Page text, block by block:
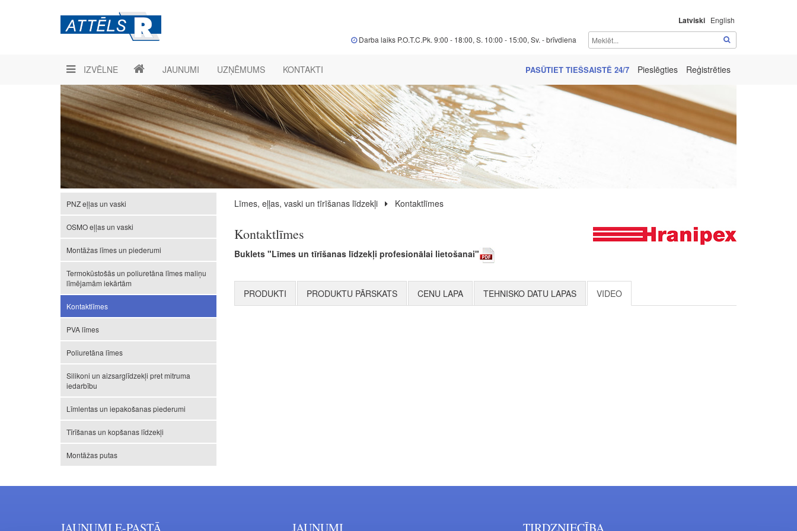
Latviski English
Darba laiks P.O.T.C.Pk. 9:00 - 18:00, S. 10:00 - 15:00, Sv. - brīvdiena
IZVĒLNE JAUNUMI UZŅĒMUMS KONTAKTI PASŪTIET TIEŠSAISTĒ 24/7 Pieslēgties Reģistrēties
PNZ eļļas un vaski
OSMO eļļas un vaski
Montāžas līmes un piederumi
Termokūstošās un poliuretāna līmes maliņu
līmējamām iekārtām
Kontaktlīmes
PVA līmes
Poliuretāna līmes
Silikoni un aizsarglīdzekļi pret mitruma
iedarbību
Līmlentas un iepakošanas piederumi
Tīrīšanas un kopšanas līdzekļi
Montāžas putas
Līmes, eļļas, vaski un tīrīšanas līdzekļi Kontaktlīmes
Kontaktlīmes
Buklets "Līmes un tīrīšanas līdzekļi profesionālai lietošanai"
PRODUKTI PRODUKTU PĀRSKATS CENU LAPA TEHNISKO DATU LAPAS VIDEO
JAUNUMI E-PASTĀ JAUNUMI TIRDZNIECĪBA